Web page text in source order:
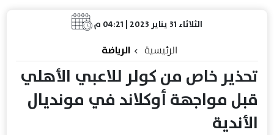
الثلاثاء 31 يناير 2023 | 04:21 م
الرئيسية الرياضة
تحذير خاص من كولر للاعبي الأهلي
قبل مواجهة أوكلاند في مونديال
الأندية